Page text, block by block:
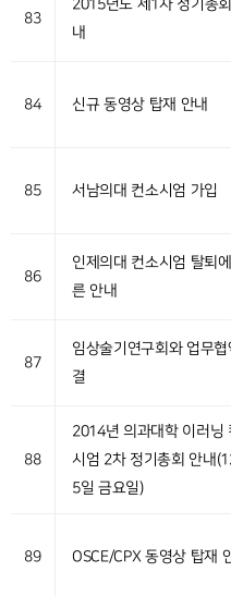
83
2015년도 제1차 정기총
내
84 신규 동영상 탑재 안내
85 서남의대 컨소시엄 가입
86
인제의대 컨소시엄 탈퇴
른 안내
87
임상술기연구회와 업무협
결
88
2014년 의과대학 이러닝
시엄 2차 정기총회 안내
5일 금요일)
89 OSCE/CPX 동영상 탑재